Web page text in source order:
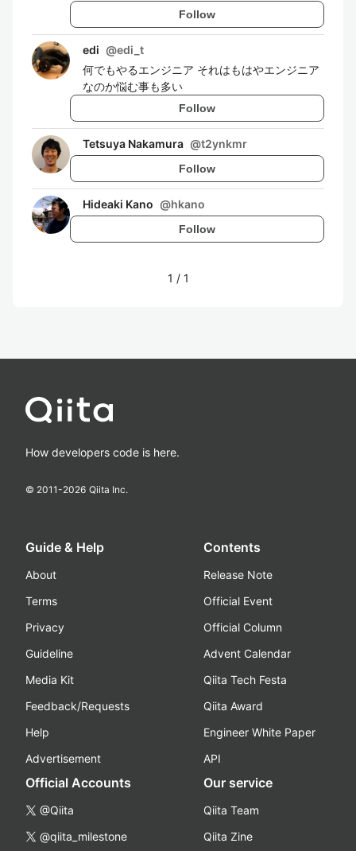
Follow
edi @edi_t
何でもやるエンジニア それはもはやエンジニア
なのか悩む事も多い
Follow
Tetsuya Nakamura @t2ynkmr
Follow
Hideaki Kano @hkano
Follow
1 / 1
How developers code is here.
© 2011-2026 Qiita Inc.
Guide & Help
About
Terms
Privacy
Guideline
Media Kit
Feedback/Requests
Help
Advertisement
Contents
Release Note
Official Event
Official Column
Advent Calendar
Qiita Tech Festa
Qiita Award
Engineer White Paper
API
Official Accounts
@Qiita
@qiita_milestone
Our service
Qiita Team
Qiita Zine